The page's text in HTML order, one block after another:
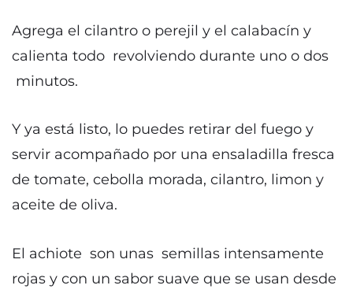
Agrega el cilantro o perejil y el calabacín y
calienta todo revolviendo durante uno o dos
minutos.
Y ya está listo, lo puedes retirar del fuego y
servir acompañado por una ensaladilla fresca
de tomate, cebolla morada, cilantro, limon y
aceite de oliva.
El achiote son unas semillas intensamente
rojas y con un sabor suave que se usan desde